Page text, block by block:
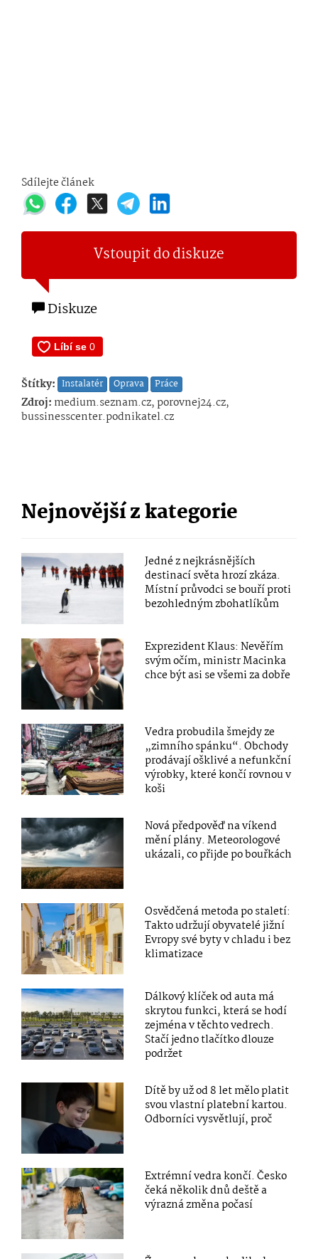
Sdílejte článek
Vstoupit do diskuze
Diskuze
Štítky: Instalatér Oprava Práce
Zdroj: medium.seznam.cz, porovnej24.cz,
bussinesscenter.podnikatel.cz
Nejnovější z kategorie
Jedné z nejkrásnějších
destinací světa hrozí zkáza.
Místní průvodci se bouří proti
bezohledným zbohatlíkům
Exprezident Klaus: Nevěřím
svým očím, ministr Macinka
chce být asi se všemi za dobře
Vedra probudila šmejdy ze
„zimního spánku“. Obchody
prodávají ošklivé a nefunkční
výrobky, které končí rovnou v
koši
Nová předpověď na víkend
mění plány. Meteorologové
ukázali, co přijde po bouřkách
Osvědčená metoda po staletí:
Takto udržují obyvatelé jižní
Evropy své byty v chladu i bez
klimatizace
Dálkový klíček od auta má
skrytou funkci, která se hodí
zejména v těchto vedrech.
Stačí jedno tlačítko dlouze
podržet
Dítě by už od 8 let mělo platit
svou vlastní platební kartou.
Odborníci vysvětlují, proč
Extrémní vedra končí. Česko
čeká několik dnů deště a
výrazná změna počasí